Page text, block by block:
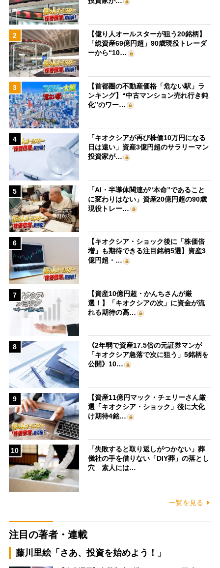
2
【億り人オールスターが狙う20銘柄】
「総資産69億円超」90歳現役トレーダ
ーから“10…
3
【首都圏の不動産価格「危ない駅」ラ
ンキング】“中古マンション売れ行き鈍
化”のワー…
4
「キオクシアが再び株価10万円になる
日は遠い」資産3億円超のサラリーマン
投資家が…
5
「AI・半導体関連が“本命”であること
に変わりはない」資産20億円超の90歳
現役トレー…
6
【キオクシア・ショック後に「株価倍
増」も期待できる注目銘柄5選】資産3
億円超・…
7
【資産10億円超・かんちさんが厳
選！】「キオクシアの次」に資金が流
れる期待の高…
8
《2年弱で資産17.5倍の元証券マンが
「キオクシア急落で次に狙う」5銘柄を
公開》10…
9
【資産11億円マック・チェリーさん厳
選「キオクシア・ショック」後に大化
け期待4銘…
10
「失敗すると取り返しがつかない」葬
儀社の手を借りない「DIY葬」の落とし
穴 素人には…
一覧を見る
注目の著者・連載
藤川里絵「さあ、投資を始めよう！」